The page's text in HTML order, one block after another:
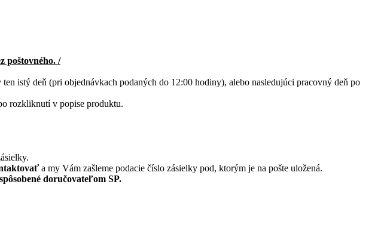
poštovného. /
ten istý deň (pri objednávkach podaných do 12:00 hodiny), alebo nasledujúci pracovný deň po
rozkliknutí v popise produktu.
a my Vám zašleme podacie číslo zásielky pod, ktorým je na pošte uložená.
doručovateľom SP.